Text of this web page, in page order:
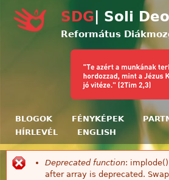
SDG | Soli
Református
BLOGOK FÉNYKÉPEK
HÍRLEVÉL
ENGLISH
Hibaüzenet
Deprecated function:
after array is deprecated.